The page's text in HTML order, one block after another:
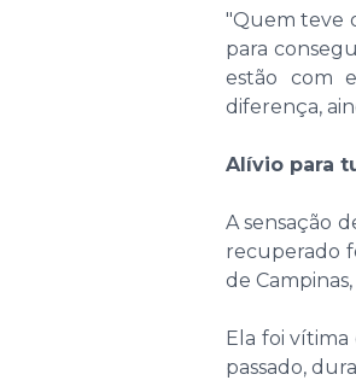
"Quem teve
para
estão com
diferença,
Alívio para
A sensação
recuperado
de
Ela foi
passado,